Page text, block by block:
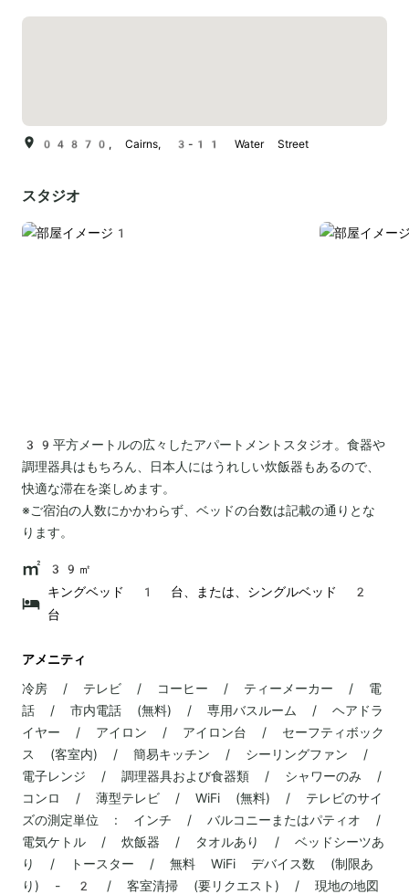
04870, Cairns, 3-11 Water Street
スタジオ
39平方メートルの広々したアパートメントスタジオ。食器や
調理器具はもちろん、日本人にはうれしい炊飯器もあるので、
快適な滞在を楽しめます。
※ご宿泊の人数にかかわらず、ベッドの台数は記載の通りとな
ります。
39㎡
キングベッド 1 台、または、シングルベッド 2
台
アメニティ
冷房 / テレビ / コーヒー / ティーメーカー / 電
話 / 市内電話 (無料) / 専用バスルーム / ヘアドラ
イヤー / アイロン / アイロン台 / セーフティボック
ス (客室内) / 簡易キッチン / シーリングファン /
電子レンジ / 調理器具および食器類 / シャワーのみ /
コンロ / 薄型テレビ / WiFi (無料) / テレビのサイ
ズの測定単位 : インチ / バルコニーまたはパティオ /
電気ケトル / 炊飯器 / タオルあり / ベッドシーツあ
り / トースター / 無料 WiFi デバイス数 (制限あ
り) - 2 / 客室清掃 (要リクエスト) / 現地の地図